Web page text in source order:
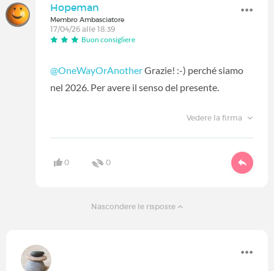
Hopeman
Membro Ambasciatore
17/04/26 alle 18:39
Buon consigliere
@OneWayOrAnotherGrazie! :-) perché siamo
nel 2026. Per avere il senso del presente.
Vedere la firma
0 0
Nascondere le risposte